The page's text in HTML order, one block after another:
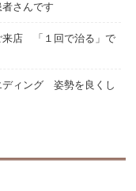
さんです
店 「１回で治る」で
ィング 姿勢を良くし